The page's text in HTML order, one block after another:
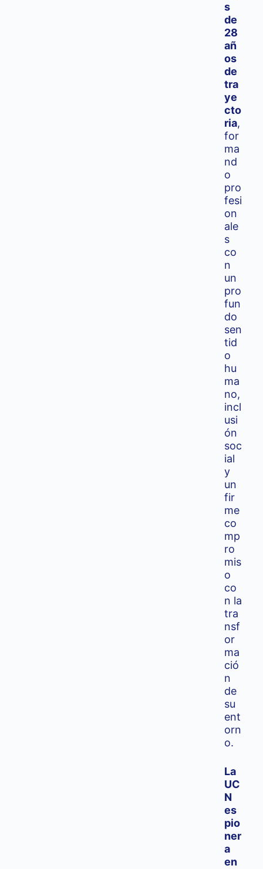
s
de
28
añ
os
de
tra
ye
cto
ria,
for
ma
nd
o
pro
fesi
on
ale
s
co
n
un
pro
fun
do
sen
tid
o
hu
ma
no,
incl
usi
ón
soc
ial
y
un
fir
me
co
mp
ro
mis
o
co
n la
tra
nsf
or
ma
ció
n
de
su
ent
orn
o.
La
UC
N
es
pio
ner
a
en